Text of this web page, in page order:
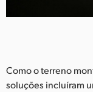
Como o terreno
soluções incluíram